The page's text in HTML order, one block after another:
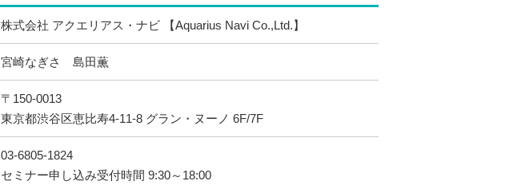
株式会社 アクエリアス・ナビ 【Aquarius Navi Co.,Ltd.】
宮崎なぎさ 島田薫
〒150-0013
東京都渋谷区恵比寿4-11-8 グラン・ヌーノ 6F/7F
03-6805-1824
セミナー申し込み受付時間 9:30～18:00